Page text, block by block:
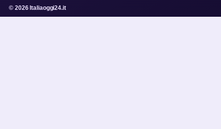
© 2026 Italiaoggi24.it